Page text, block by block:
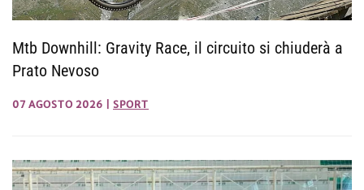
Mtb Downhill: Gravity Race, il circuito si chiuderà a
Prato Nevoso
07 AGOSTO 2026 SPORT